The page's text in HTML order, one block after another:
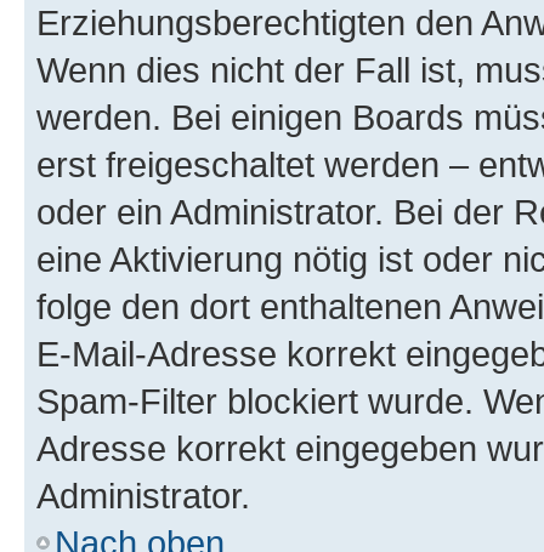
Erziehungsberechtigten den
Wenn dies nicht der Fall ist,
werden. Bei einigen Boards
erst freigeschaltet werden –
oder ein Administrator. Bei der
eine Aktivierung nötig ist oder
folge den dort enthaltenen
E-Mail-Adresse korrekt
Spam-Filter blockiert wurde.
Adresse korrekt eingegeben
Administrator.
Nach oben